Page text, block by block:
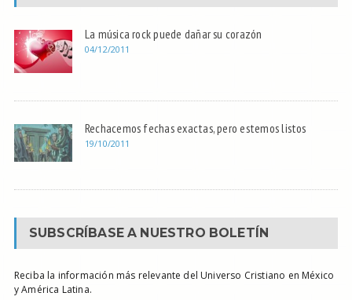
La música rock puede dañar su corazón
04/12/2011
Rechacemos fechas exactas, pero estemos listos
19/10/2011
SUBSCRÍBASE A NUESTRO BOLETÍN
Reciba la información más relevante del Universo Cristiano en México
y América Latina.